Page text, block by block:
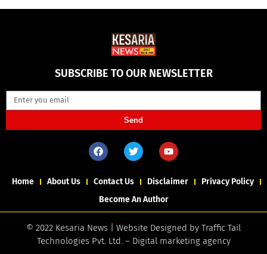
SUBSCRIBE TO OUR NEWSLETTER
Send
Home About Us Contact Us Disclaimer
Privacy Policy
Become An Author
© 2022 Kesaria News | Website Designed by Traffic Tail
Technologies Pvt. Ltd.– Digital marketing agency